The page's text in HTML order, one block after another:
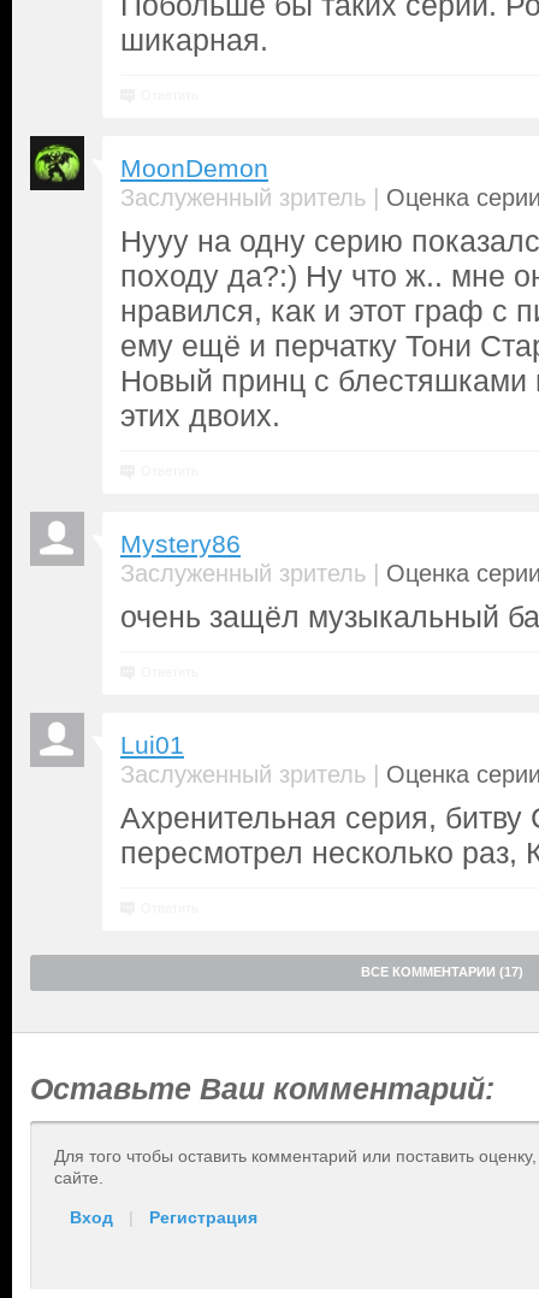
шикарная.
MoonDemon
Заслуженный зритель | Оценка
Нууу на одну серию
походу да?:) Ну что ж.. мне
нравился, как и этот граф с
ему ещё и перчатку Тони
Новый принц с блестяшками
этих двоих.
Mystery86
Заслуженный зритель | Оценка
очень защёл музыкальный
Lui01
Заслуженный зритель | Оценка
Ахренительная серия, битву
пересмотрел несколько раз,
ВСЕ КОММЕНТАРИИ (17)
Оставьте Ваш комментарий:
Для того чтобы оставить комментарий или поставить
сайте.
Вход | Регистрация